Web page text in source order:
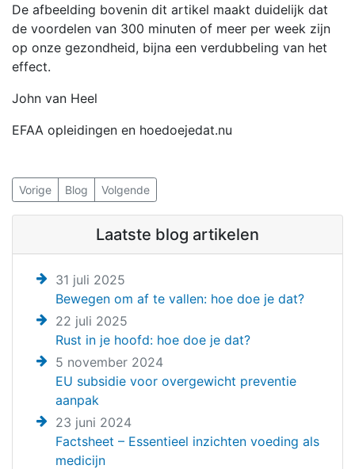
De afbeelding bovenin dit artikel maakt duidelijk dat
de voordelen van 300 minuten of meer per week zijn
op onze gezondheid, bijna een verdubbeling van het
effect.
John van Heel
EFAA opleidingen en hoedoejedat.nu
Vorige Blog Volgende
Laatste blog artikelen
31 juli 2025
Bewegen om af te vallen: hoe doe je dat?
22 juli 2025
Rust in je hoofd: hoe doe je dat?
5 november 2024
EU subsidie voor overgewicht preventie
aanpak
23 juni 2024
Factsheet – Essentieel inzichten voeding als
medicijn